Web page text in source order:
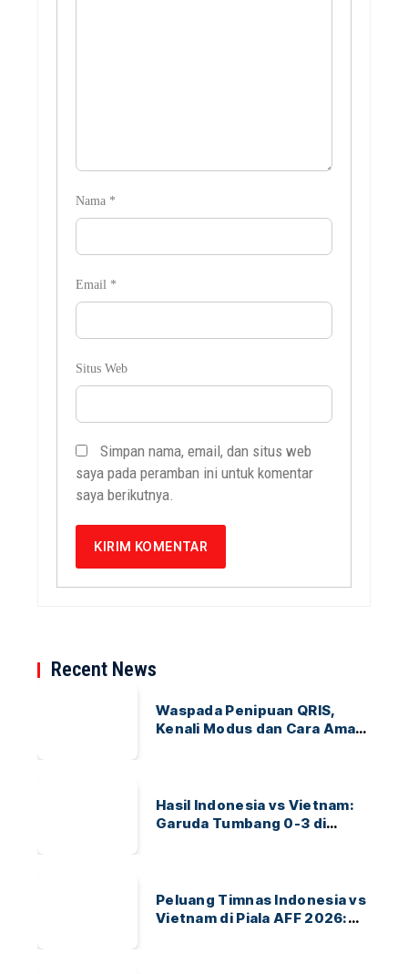
Nama *
Email *
Situs Web
Simpan nama, email, dan situs web
saya pada peramban ini untuk komentar
saya berikutnya.
Recent News
Waspada Penipuan QRIS,
Kenali Modus dan Cara Aman
Hasil Indonesia vs Vietnam:
Garuda Tumbang 0-3 di
Peluang Timnas Indonesia vs
Vietnam di Piala AFF 2026: